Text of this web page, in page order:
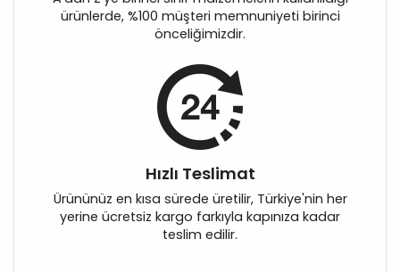
ürünlerde, %100 müşteri memnuniyeti birinci
önceliğimizdir.
Hızlı Teslimat
Ürününüz en kısa sürede üretilir, Türkiye'nin her
yerine ücretsiz kargo farkıyla kapınıza kadar
teslim edilir.